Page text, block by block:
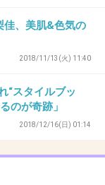
-8
佳、美肌&色気の
2018/11/13(火) 11:40
“スタイルブッ
のが奇跡」
2018/12/16(日) 01:14